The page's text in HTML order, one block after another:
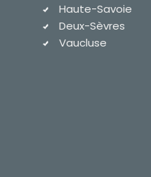
Haute-Savoie
Deux-Sèvres
Vaucluse